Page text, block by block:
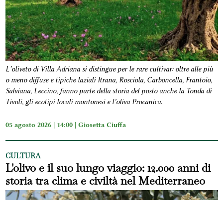
L’oliveto di Villa Adriana si distingue per le rare cultivar: oltre alle più
o meno diffuse e tipiche laziali Itrana, Rosciola, Carboncella, Frantoio,
Salviana, Leccino, fanno parte della storia del posto anche la Tonda di
Tivoli, gli ecotipi locali montonesi e l’oliva Procanica.
05 agosto 2026 | 14:00 | Giosetta Ciuffa
CULTURA
L'olivo e il suo lungo viaggio: 12.000 anni di
storia tra clima e civiltà nel Mediterraneo